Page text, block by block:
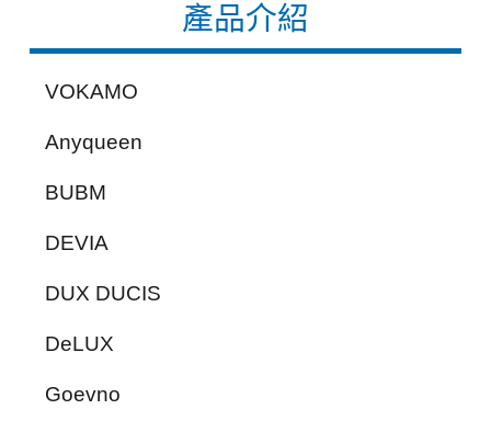
產品介紹
VOKAMO
Anyqueen
BUBM
DEVIA
DUX DUCIS
DeLUX
Goevno